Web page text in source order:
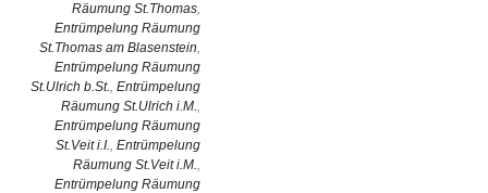
Räumung St.Thomas,
Entrümpelung Räumung
St.Thomas am Blasenstein,
Entrümpelung Räumung
St.Ulrich b.St., Entrümpelung
Räumung St.Ulrich i.M.,
Entrümpelung Räumung
St.Veit i.I., Entrümpelung
Räumung St.Veit i.M.,
Entrümpelung Räumung